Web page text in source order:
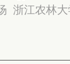
浙江农林